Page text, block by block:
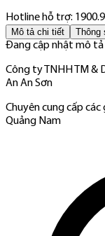
Hotline hỗ trợ:
Mô tả chi tiết Thông
Đang cập nhật mô tả
Công ty TNHH TM &
An An Sơn
Chuyên cung cấp
Quảng Nam